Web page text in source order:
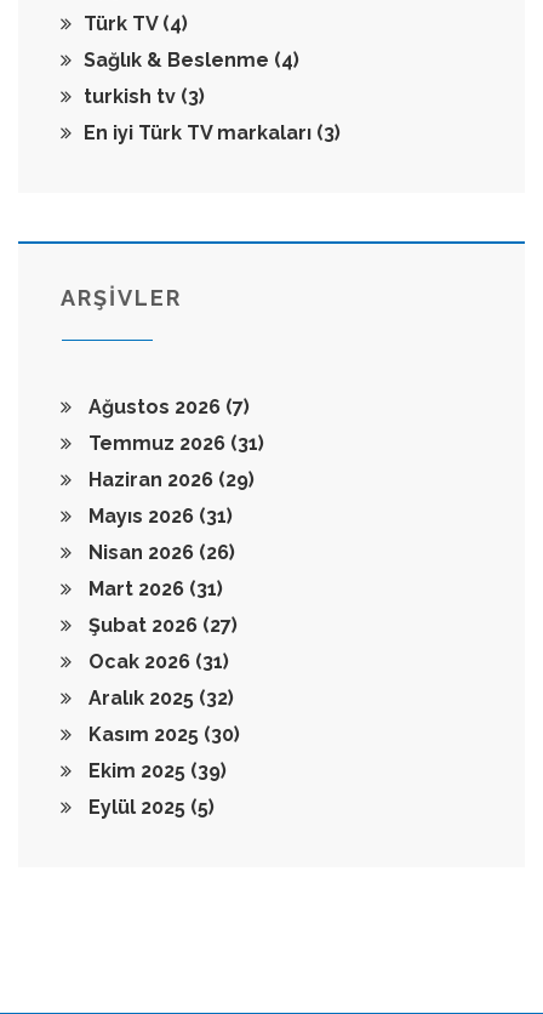
Türk TV (4)
Sağlık & Beslenme (4)
turkish tv (3)
En iyi Türk TV markaları (3)
ARŞİVLER
Ağustos 2026 (7)
Temmuz 2026 (31)
Haziran 2026 (29)
Mayıs 2026 (31)
Nisan 2026 (26)
Mart 2026 (31)
Şubat 2026 (27)
Ocak 2026 (31)
Aralık 2025 (32)
Kasım 2025 (30)
Ekim 2025 (39)
Eylül 2025 (5)